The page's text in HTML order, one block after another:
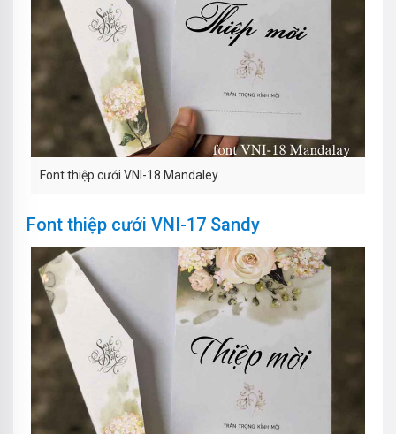
Font thiệp cưới VNI-18 Mandaley
Font thiệp cưới VNI-17 Sandy